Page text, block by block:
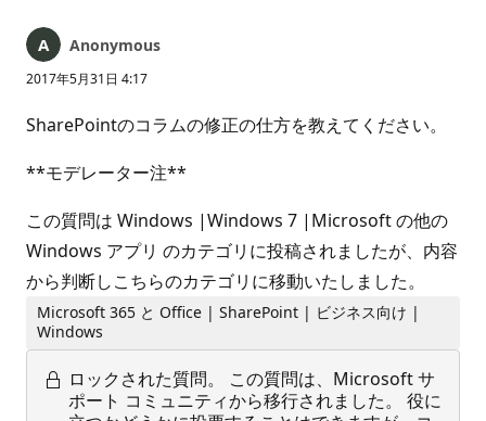
Anonymous
2017年5月31日 4:17
SharePointのコラムの修正の仕方を教えてください。
**モデレーター注**
この質問は Windows |Windows 7 |Microsoft の他の
Windows アプリ のカテゴリに投稿されましたが、内容
から判断しこちらのカテゴリに移動いたしました。
Microsoft 365 と Office | SharePoint | ビジネス向け |
Windows
ロックされた質問。
この質問は、Microsoft サ
ポート コミュニティから移行されました。 役に